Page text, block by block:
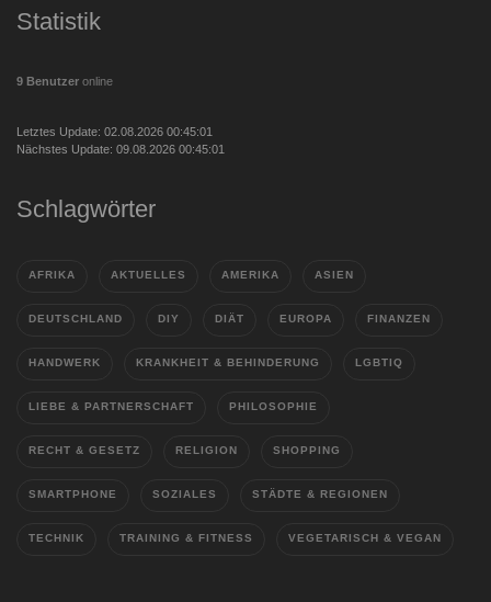
Statistik
9 Benutzer online
Letztes Update: 02.08.2026 00:45:01
Nächstes Update: 09.08.2026 00:45:01
Schlagwörter
AFRIKA AKTUELLES AMERIKA ASIEN
DEUTSCHLAND DIY DIÄT EUROPA FINANZEN
HANDWERK KRANKHEIT & BEHINDERUNG LGBTIQ
LIEBE & PARTNERSCHAFT PHILOSOPHIE
RECHT & GESETZ RELIGION SHOPPING
SMARTPHONE SOZIALES STÄDTE & REGIONEN
TECHNIK TRAINING & FITNESS VEGETARISCH & VEGAN